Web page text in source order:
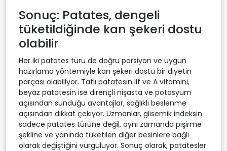
Sonuç: Patates, dengeli
tüketildiğinde kan şekeri dostu
olabilir
Her iki patates türü de doğru porsiyon ve uygun
hazırlama yöntemiyle kan şekeri dostu bir diyetin
parçası olabiliyor. Tatlı patatesin lif ve A vitamini,
beyaz patatesin ise dirençli nişasta ve potasyum
açısından sunduğu avantajlar, sağlıklı beslenme
açısından dikkat çekiyor. Uzmanlar, glisemik indeksin
sadece patates türüne değil, aynı zamanda pişirme
şekline ve yanında tüketilen diğer besinlere bağlı
olarak değiştiğini vurguluyor. Sonuç olarak, patatesler